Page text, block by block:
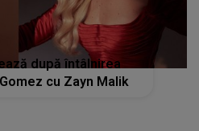
după întâlnirea
cu Zayn Malik